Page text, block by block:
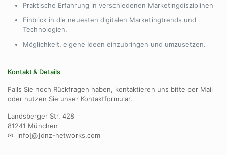
Praktische Erfahrung in verschiedenen Marketingdisziplinen
Einblick in die neuesten digitalen Marketingtrends und
Technologien.
Möglichkeit, eigene Ideen einzubringen und umzusetzen.
Kontakt & Details
Falls Sie noch Rückfragen haben, kontaktieren uns bitte per Mail
oder nutzen Sie unser Kontaktformular.
Landsberger Str. 428
81241 München
✉ info[@]dnz-networks.com